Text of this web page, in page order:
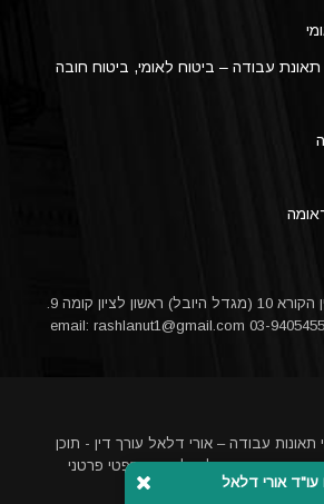
עבודה – ביטוח לאומי, ביטוח חובה
עו"ד אורי דלאל רחוב עין הקורא 10 (מגדל היובל) ראשון לציון קומה 9.
rashlanut1@gmail.com
נפגעי תאונות עבודה – אורי דלאל עורך דין - תוכן
משפטי או תחליף לייעוץ משפטי פרטני
באמצעות עורך דין
אורי דלאל